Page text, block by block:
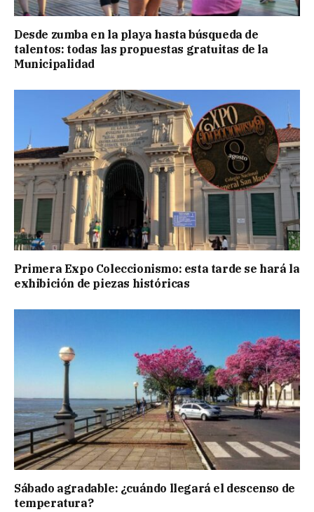
Desde zumba en la playa hasta búsqueda de
talentos: todas las propuestas gratuitas de la
Municipalidad
Primera Expo Coleccionismo: esta tarde se hará la
exhibición de piezas históricas
Sábado agradable: ¿cuándo llegará el descenso de
temperatura?